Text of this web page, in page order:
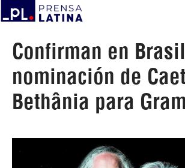
Confirman en Brasil
nominación de
Bethânia para